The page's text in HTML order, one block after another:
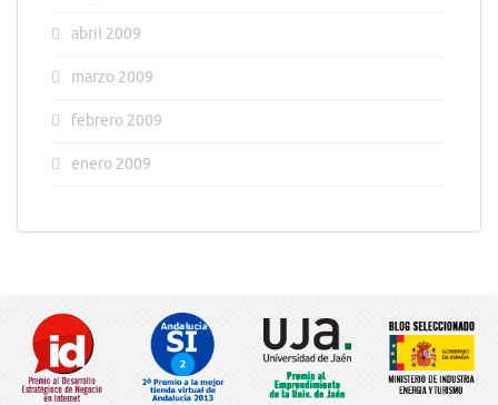
abril 2009
marzo 2009
febrero 2009
enero 2009